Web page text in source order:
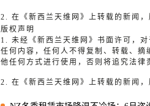
2. 在《新西兰天维网》上转载的新闻
版权声明
1. 未经《新西兰天维网》书面许可，
任何内容，任何人不得复制、转载、
他任何方式进行使用，否则将追究法律
2. 在《新西兰天维网》上转载的新闻